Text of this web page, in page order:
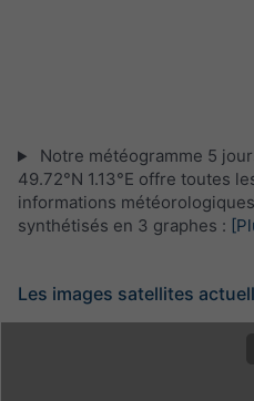
Notre météogramme 5
49.72°N 1.13°E offre toutes
informations météorologiques
synthétisés en 3 graphes :
Les images satellites